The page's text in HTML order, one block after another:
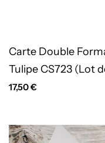
Carte Double
Tulipe CS723 (Lot
17,50€